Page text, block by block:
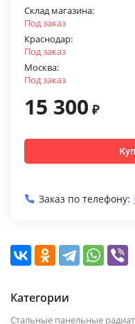
Склад магазина:
Под заказ
Краснодар:
Под заказ
Москва:
Под заказ
15 300 ₽
Заказ по телефону:
Категории
Стальные панельные